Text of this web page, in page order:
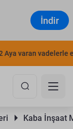
İndir
varan vadelerle
Kaba İnşaat